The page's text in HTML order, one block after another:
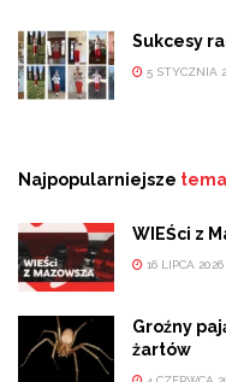
Sukcesy
5 STYCZNIA
Najpopularniejsze
WIEŚci z
16 LIPCA 2026
Groźny
żartów